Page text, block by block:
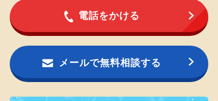
電話をかける
メールで無料相談する